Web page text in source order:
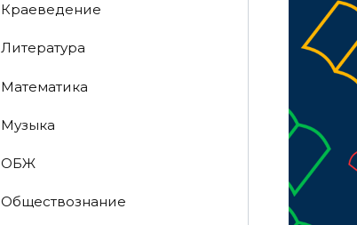
Краеведение
Литература
Математика
Музыка
ОБЖ
Обществознание